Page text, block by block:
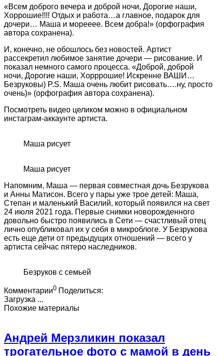
«Всем доброго вечера и доброй ночи, Дорогие наши,
Хоррошие!!!! Отдых и работа…а главное, подарок для
дочери… Маша и морееее. Всем добра!» (орфография
автора сохранена).
И, конечно, не обошлось без новостей. Артист
рассекретил любимое занятие дочери — рисование. И
показал немного самого процесса. «Доброй, доброй
ночи, Дорогие наши, Хорррошие! Искренне ВАШИ…
Безруковы) P.S. Маша очень любит рисовать….ну, просто
очень)» (орфография автора сохранена).
Посмотреть видео целиком можно в официальном
инстаграм-аккаунте артиста.
Маша рисует
Маша рисует
Напомним, Маша — первая совместная дочь Безрукова
и Анны Матисон. Всего у пары уже трое детей: Маша,
Степан и маленький Василий, который появился на свет
24 июля 2021 года. Первые снимки новорожденного
довольно быстро появились в Сети — счастливый отец
лично опубликовал их у себя в микроблоге. У Безрукова
есть еще дети от предыдущих отношений — всего у
артиста сейчас пятеро наследников.
Безруков с семьей
Комментарии0 Поделиться:
Загрузка ...
Похожие материалы
Андрей Мерзликин показал
трогательное фото с мамой в день